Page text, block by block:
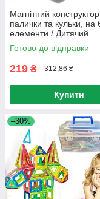
Магнітний конструктор
палички та кульки, на
елементи / Дитячий
конструктор для
магнітах
Готово до відправки
219 ₴ 312,86 ₴
Купити
–30%